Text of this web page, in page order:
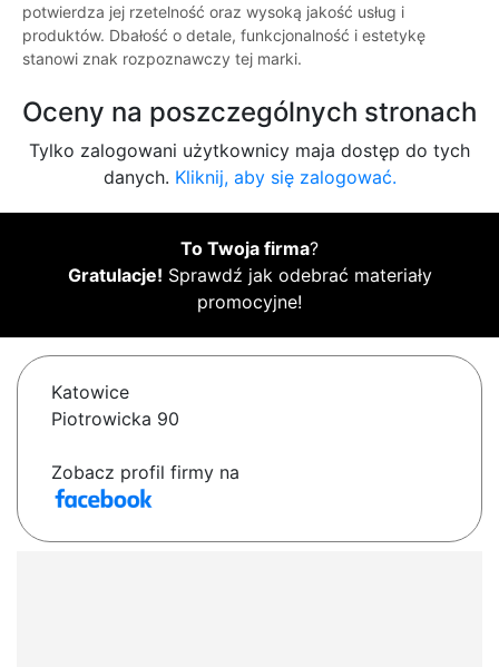
potwierdza jej rzetelność oraz wysoką jakość usług i
produktów. Dbałość o detale, funkcjonalność i estetykę
stanowi znak rozpoznawczy tej marki.
Oceny na poszczególnych stronach
Tylko zalogowani użytkownicy maja dostęp do tych
danych. Kliknij, aby się zalogować.
To Twoja firma?
Gratulacje! Sprawdź jak odebrać materiały
promocyjne!
Katowice
Piotrowicka 90
Zobacz profil firmy na